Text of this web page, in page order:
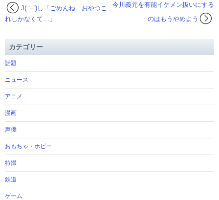
今川義元を有能イケメン扱いにする
のはもうやめよう
J( ‘ｰ`)し「ごめんね…おやつこ
れしかなくて…」
カテゴリー
話題
ニュース
アニメ
漫画
声優
おもちゃ・ホビー
特撮
鉄道
ゲーム